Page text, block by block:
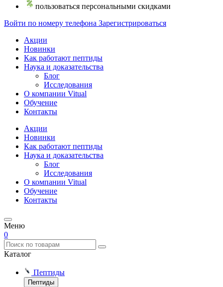
пользоваться персональными скидками
Войти по номеру телефона Зарегистрироваться
Акции
Новинки
Как работают пептиды
Наука и доказательства
Блог
Исследования
О компании Vitual
Обучение
Контакты
Акции
Новинки
Как работают пептиды
Наука и доказательства
Блог
Исследования
О компании Vitual
Обучение
Контакты
Меню
0
Каталог
Пептиды
Пептиды